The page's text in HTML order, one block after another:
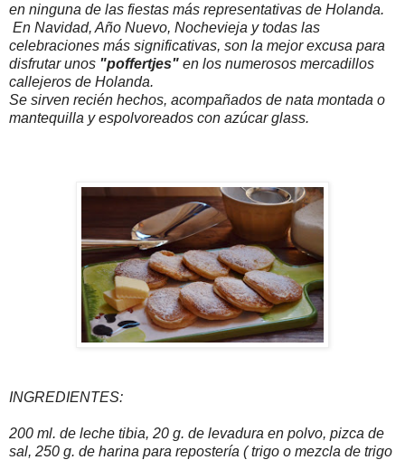
en ninguna de las fiestas más representativas de Holanda.
En Navidad, Año Nuevo, Nochevieja y todas las
celebraciones más significativas, son la mejor excusa para
disfrutar unos "poffertjes" en los numerosos mercadillos
callejeros de Holanda.
Se sirven recién hechos, acompañados de nata montada o
mantequilla y espolvoreados con azúcar glass.
INGREDIENTES:
200 ml. de leche tibia, 20 g. de levadura en polvo, pizca de
sal, 250 g. de harina para repostería ( trigo o mezcla de trigo